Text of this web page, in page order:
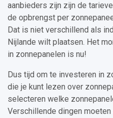
aanbieders zijn zijn de
de opbrengst per
Dat is niet verschillend als
Nijlande wilt plaatsen. Het
in zonnepanelen is nu!
Dus tijd om te investeren in
die je kunt lezen over
selecteren welke
Verschillende dingen